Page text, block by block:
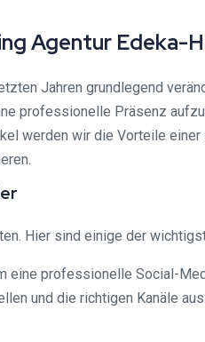
Agentur Edeka-
Jahren grundlegend
professionelle Präsenz
werden wir die Vorteile
Hier sind einige der
eine professionelle Social-
und die richtigen Kanäle